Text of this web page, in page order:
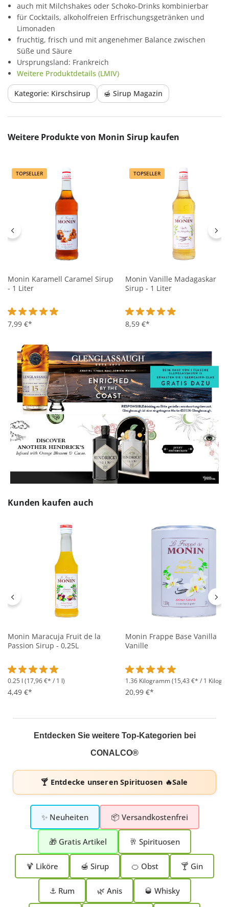
auch mit Milchshakes oder Schoko-Drinks kombinierbar
für Cocktails, alkoholfreien Erfrischungsgetränken und
Limonaden
fruchtig, frisch und mit angenehmer Balance zwischen
Süße und Säure
Ursprungsland: Frankreich
Weitere Produktdetails (LMIV)
Kategorie: Kirschsirup 🍯 Sirup Magazin
Produktgalerie überspringen
Weitere Produkte von Monin Sirup kaufen
TOPSELLER
Monin Karamell Caramel Sirup
- 1 Liter
Durchschnittliche Bewertung von 4.9 von 5 Sternen
7,99 €*
TOPSELLER
Monin Vanille Madagaskar
Sirup - 1 Liter
Durchschnittliche
8,59 €*
Produktgalerie überspringen
Kunden kaufen auch
Monin Maracuja Fruit de la
Passion Sirup - 0,25L
Durchschnittliche Bewertung von 5 von 5 Sternen
0.25 l (17,96 €* / 1 l)
4,49 €*
Monin Frappe Base Vanilla
Vanille
Durchschnittliche
1.36 Kilogramm(15,43 €* / 1
20,99 €*
Entdecken Sie weitere Top-Kategorien bei
CONALCO®
🍸 Entdecke unserenSpirituosen 🔥Sale
✨ Neuheiten 📦 Versandkostenfrei
🎁 Gratis Artikel 🥂 Spirituosen
🍹 Liköre 🍯 Sirup 🍊 Obst 🍸 Gin
⚓ Rum 🌿 Anis 🥃 Whisky